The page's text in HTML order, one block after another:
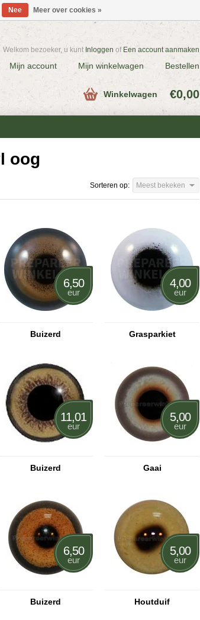
Welkom bezoeker, u kunt Inloggen of Een account aanmaken
Mijn account Mijn winkelwagen Bestellen
Winkelwagen €0,00
oog
Sorteren op: Meest bekeken
6,50
eur
Buizerd
4,00
eur
Grasparkiet
11,01
eur
Buizerd
5,00
eur
Gaai
6,50
eur
Buizerd
5,00
eur
Houtduif
Nee Meer over cookies »